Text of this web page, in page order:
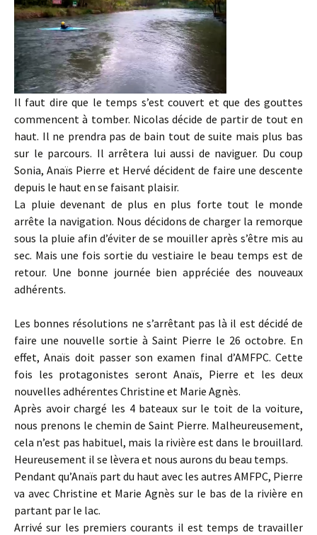
Il faut dire que le temps s’est couvert et que des gouttes
commencent à tomber. Nicolas décide de partir de tout en
haut. Il ne prendra pas de bain tout de suite mais plus bas
sur le parcours. Il arrêtera lui aussi de naviguer. Du coup
Sonia, Anaïs Pierre et Hervé décident de faire une descente
depuis le haut en se faisant plaisir.
La pluie devenant de plus en plus forte tout le monde
arrête la navigation. Nous décidons de charger la remorque
sous la pluie afin d’éviter de se mouiller après s’être mis au
sec. Mais une fois sortie du vestiaire le beau temps est de
retour. Une bonne journée bien appréciée des nouveaux
adhérents.
Les bonnes résolutions ne s’arrêtant pas là il est décidé de
faire une nouvelle sortie à Saint Pierre le 26 octobre. En
effet, Anaïs doit passer son examen final d’AMFPC. Cette
fois les protagonistes seront Anaïs, Pierre et les deux
nouvelles adhérentes Christine et Marie Agnès.
Après avoir chargé les 4 bateaux sur le toit de la voiture,
nous prenons le chemin de Saint Pierre. Malheureusement,
cela n’est pas habituel, mais la rivière est dans le brouillard.
Heureusement il se lèvera et nous aurons du beau temps.
Pendant qu’Anaïs part du haut avec les autres AMFPC, Pierre
va avec Christine et Marie Agnès sur le bas de la rivière en
partant par le lac.
Arrivé sur les premiers courants il est temps de travailler